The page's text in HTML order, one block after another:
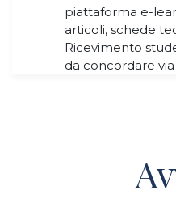
piattaforma e-
articoli, schede
Ricevimento
da concordare